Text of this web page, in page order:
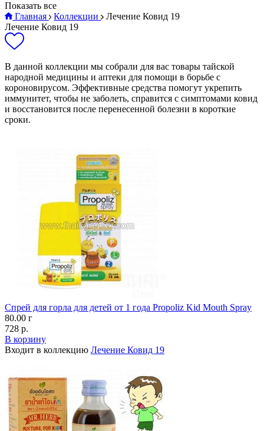
Показать все
Главная
Коллекции Лечение Ковид 19
Лечение Ковид 19
В данной коллекции мы собрали для вас товары тайской
народной медицины и аптеки для помощи в борьбе с
короновирусом. Эффективные средства помогут укрепить
иммунитет, чтобы не заболеть, справится с симптомами ковид
и восстановится после перенесенной болезни в короткие
сроки.
Cпрей для горла для детей от 1 года Propoliz Kid Mouth Spray
80.00 г
728 р.
В корзину
Входит в коллекцию Лечение Ковид 19